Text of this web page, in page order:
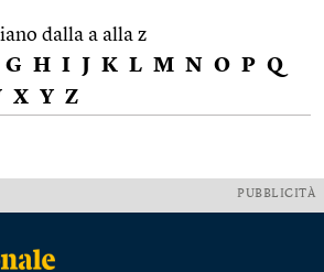
dalla a alla z
G H I J K L M N O P Q
X Y Z
PUBBLICITÀ